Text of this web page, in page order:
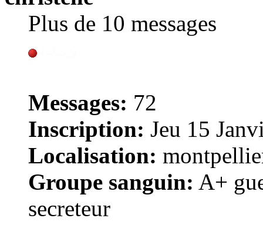
Plus de 10 messages
Messages: 72
Inscription: Jeu 15
Localisation:
Groupe sanguin: A+
secreteur